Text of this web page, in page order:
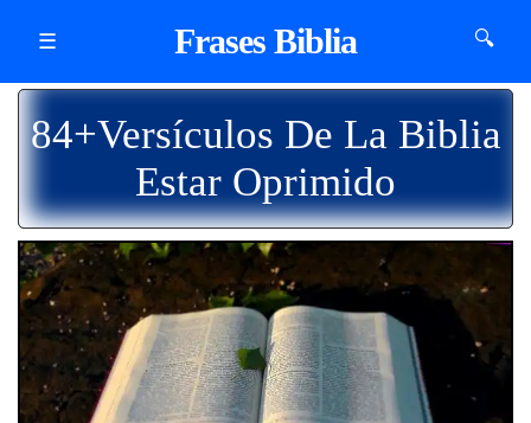
☰ Frases Biblia 🔍
84+Versículos De La Biblia
Estar Oprimido